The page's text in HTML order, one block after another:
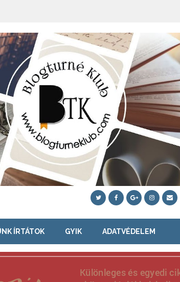
ÍRTÁTOK GYIK ADATVÉDELEM